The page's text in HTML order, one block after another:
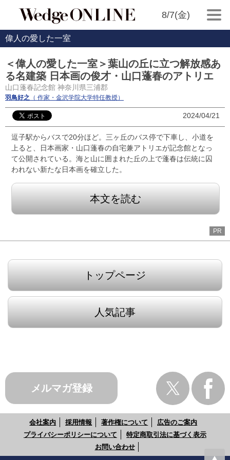
8/7(金)
偉人の愛した一室
＜偉人の愛した一室＞葉山の丘に立つ解放感あ
る名建築 日本画の俊才・山口蓬春のアトリエ
山口蓬春記念館 神奈川県三浦郡
羽鳥好之 （ 作家・金沢学院大学特任教授）
2024/04/21
逗子駅からバスで20分ほど。三ヶ丘のバス停で下車し、小道を
上ると、日本画家・山口蓬春の自宅兼アトリエが記念館となっ
て公開されている。海と山に囲まれた丘の上で蓬春は伝統に囚
われない新たな日本画を確立した。
本文を読む
PR
トップページ
人気記事
メルマガ登録
会社案内 採用情報 著作権について
広告のご案内
プライバシーポリシーについて
特定商取引法に基づく表示
お問い合わせ